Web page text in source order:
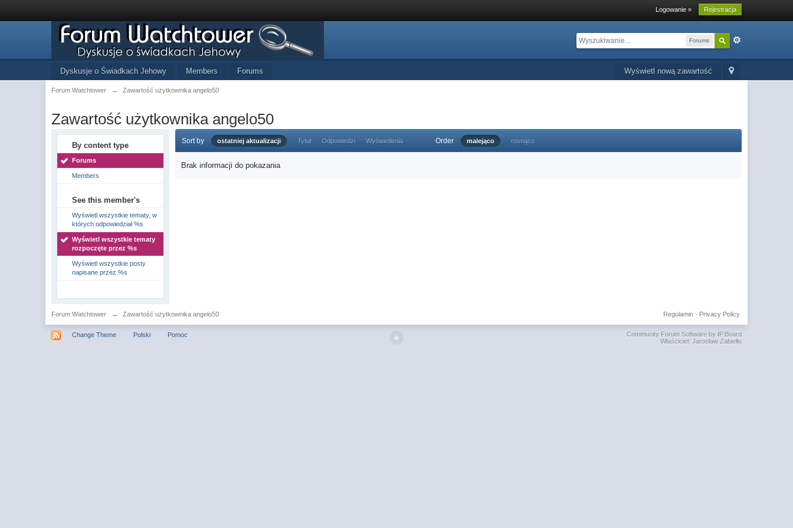
Logowanie » Rejestracja
Forums
Wyświetl nową zawartość
Dyskusje o Świadkach Jehowy Members Forums
Forum Watchtower → Zawartość użytkownika angelo50
Zawartość użytkownika angelo50
By content type
Forums
Members
See this member's
Wyświetl wszystkie tematy, w
których odpowiedział %s
Wyświetl wszystkie tematy
rozpoczęte przez %s
Wyświetl wszystkie posty
napisane przez %s
Sort by ostatniej aktualizacji Tytuł Odpowiedzi Wyświetlenia Order malejąco rosnąco
Brak informacji do pokazania
Forum Watchtower → Zawartość użytkownika angelo50 Privacy Policy
Regulamin·
Change Theme Polski Pomoc
Community Forum Software by IP.Board
Właściciel: Jarosław Zabiełło